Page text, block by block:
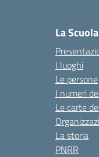
La Scuola
I luoghi
Le persone
I numeri
Le carte
La storia
PNRR